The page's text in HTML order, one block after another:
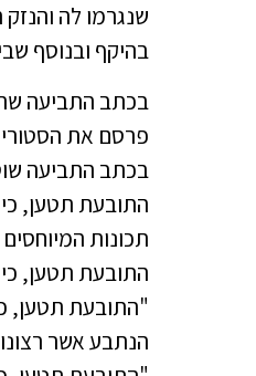
שנגרמו לה
בהיקף ובנוסף
בכתב התביעה
פרסם את הסטורי ל- 315,000 עוקבים, והפוסט אף שותף והועלה באמצעי
בכתב התביעה
התובעת תטען,
תכונות
התובעת תטען,
"התובעת תטען,
הנתבע אשר